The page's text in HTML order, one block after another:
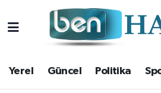
Yerel Güncel Politika
Yerel
Güncel
Hava Durumu
Trafik Durumu